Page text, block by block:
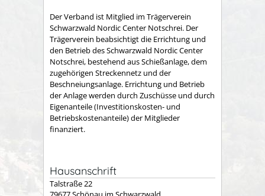
Der Verband ist Mitglied im Trägerverein
Schwarzwald Nordic Center Notschrei. Der
Trägerverein beabsichtigt die Errichtung und
den Betrieb des Schwarzwald Nordic Center
Notschrei, bestehend aus Schießanlage, dem
zugehörigen Streckennetz und der
Beschneiungsanlage. Errichtung und Betrieb
der Anlage werden durch Zuschüsse und durch
Eigenanteile (Investitionskosten- und
Betriebskostenanteile) der Mitglieder
finanziert.
Hausanschrift
Talstraße 22